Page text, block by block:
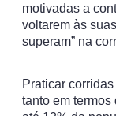
motivadas a
voltarem às
superam” na
Praticar
tanto em